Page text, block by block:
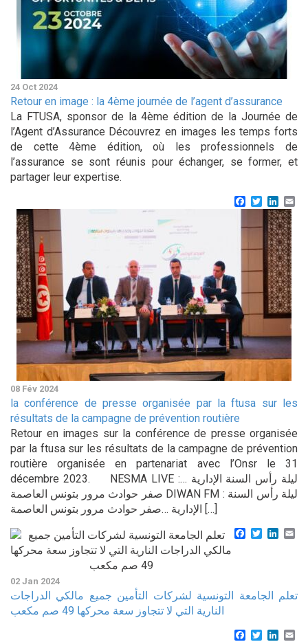
24 Oct 2024
Retour en image : la 4ème journée de l’agent d’assurance
La FTUSA, sponsor de la 4ème édition de la Journée de
l’Agent d’Assurance Découvrez en images les temps forts
de cette 4ème édition, où les professionnels de
l’assurance se sont réunis pour échanger, se former, et
partager leur expertise.
Facebook
Twitter
08 Fév 2024
la conférence de presse organisée par la ftusa sur les
résultats de la campagne de prévention routière
Retour en images sur la conférence de presse organisée
par la ftusa sur les résultats de la campagne de prévention
routière organisée en partenariat avec l’Onsr le 31
décembre 2023. NESMA LIVE :ليلة رأس السنة الإدارية …
صفر حوادث مرور بتونس العاصمة DIWAN FM : ليلة رأس السنة
الإدارية …صفر حوادث مرور بتونس العاصمة […]
Facebook
Twitter
02 Jan 2024
تعلم الجامعة التونسية لشركات التأمين جميع مالكي الدراجات
النارية التي لا تتجاوز سعة محركها 49 صم مكعب
Facebook
Twitter